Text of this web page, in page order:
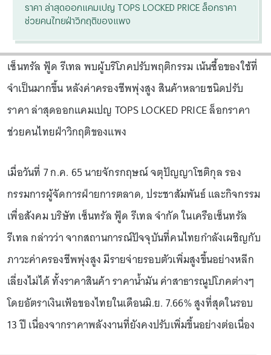
ราคา ล่าสุดออกแคมเปญ TOPS LOCKED PRICE ล็อกราคา
ช่วยคนไทยฝ่าวิกฤติของแพง
เซ็นทรัล ฟู้ด รีเทล พบผู้บริโภคปรับพฤติกรรม เน้นซื้อของใช้ที่
จำเป็นมากขึ้น หลังค่าครองชีพพุ่งสูง สินค้าหลายชนิดปรับ
ราคา ล่าสุดออกแคมเปญ TOPS LOCKED PRICE ล็อกราคา
ช่วยคนไทยฝ่าวิกฤติของแพง
เมื่อวันที่ 7 ก.ค. 65 นายจักรกฤษณ์ จตุปัญญาโชติกุล รอง
กรรมการผู้จัดการฝ่ายการตลาด, ประชาสัมพันธ์ และกิจกรรม
เพื่อสังคม บริษัท เซ็นทรัล ฟู้ด รีเทล จำกัด ในเครือเซ็นทรัล
รีเทล กล่าวว่า จากสถานการณ์ปัจจุบันที่คนไทยกำลังเผชิญกับ
ภาวะค่าครองชีพพุ่งสูง มีรายจ่ายรอบตัวเพิ่มสูงขึ้นอย่างหลีก
เลี่ยงไม่ได้ ทั้งราคาสินค้า ราคาน้ำมัน ค่าสาธารณูปโภคต่างๆ
โดยอัตราเงินเฟ้อของไทยในเดือนมิ.ย. 7.66% สูงที่สุดในรอบ
13 ปี เนื่องจากราคาพลังงานที่ยังคงปรับเพิ่มขึ้นอย่างต่อเนื่อง